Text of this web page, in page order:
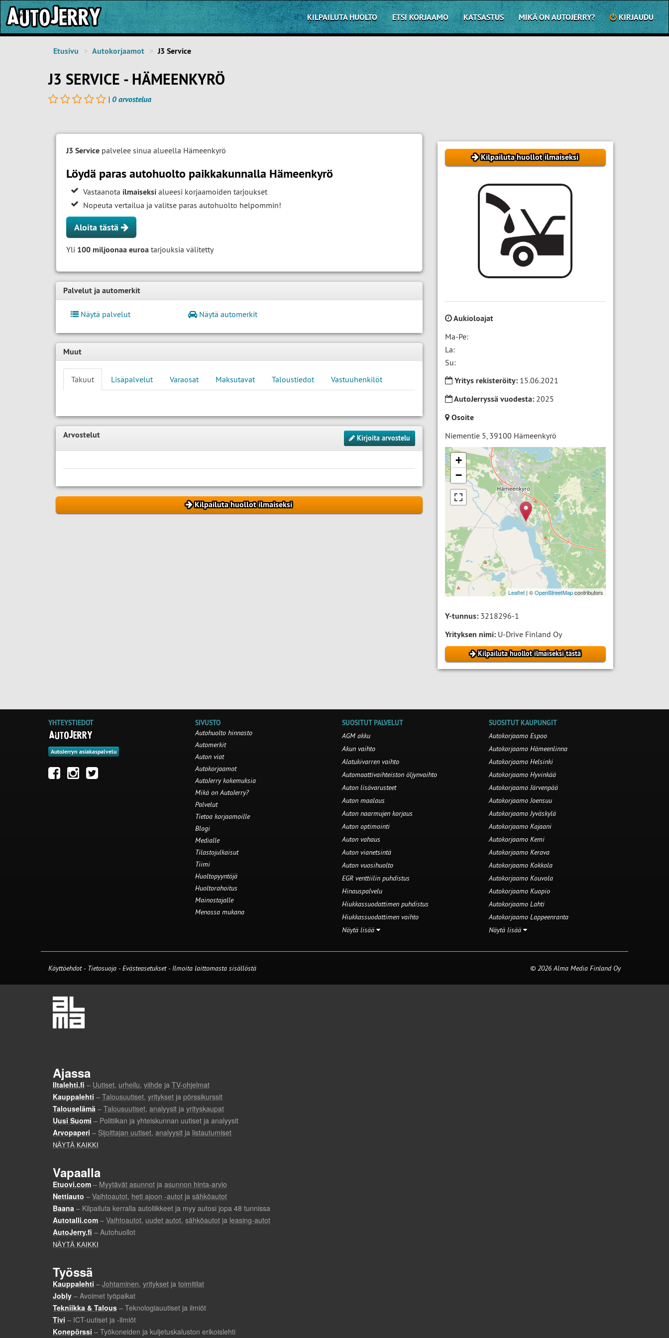
KILPAILUTA HUOLTO ETSI KORJAAMO KATSASTUS MIKÄ ON AUTOJERRY? KIRJAUDU
Etusivu Autokorjaamot J3 Service
J3 SERVICE - HÄMEENKYRÖ
| 0 arvostelua
Kilpailuta huollot ilmaiseksi
Aukioloajat
Ma-Pe:
La:
Su:
Yritys rekisteröity:15.06.2021
AutoJerryssä vuodesta:2025
Osoite
Niementie 5, 39100 Hämeenkyrö
+
−
Leaflet | ©OpenStreetMapcontributors
Y-tunnus:3218296-1
Yrityksen nimi:U-Drive Finland Oy
Kilpailuta huollot ilmaiseksi tästä
J3 Service palvelee sinua alueella Hämeenkyrö
Löydä paras autohuolto paikkakunnalla Hämeenkyrö
Vastaanota ilmaiseksi alueesi korjaamoiden tarjoukset
Nopeuta vertailua ja valitse paras autohuolto helpommin!
Aloita tästä
Yli 100 miljoonaa euroa tarjouksia välitetty
Palvelut ja automerkit
Näytä palvelut Näytä automerkit
Muut
Takuut Lisäpalvelut Varaosat Maksutavat Taloustiedot Vastuuhenkilöt
Arvostelut Kirjoita arvostelu
Kilpailuta huollot ilmaiseksi
YHTEYSTIEDOT
AutoJerryn asiakaspalvelu
SIVUSTO
Autohuolto hinnasto
Automerkit
Auton viat
Autokorjaamot
AutoJerry kokemuksia
Mikä on AutoJerry?
Palvelut
Tietoa korjaamoille
Blogi
Medialle
Tilastojulkaisut
Tiimi
Huoltopyyntöjä
Huoltorahoitus
Mainostajalle
Menossa mukana
SUOSITUT PALVELUT
AGM akku
Akun vaihto
Alatukivarren vaihto
Automaattivaihteiston öljynvaihto
Auton lisävarusteet
Auton maalaus
Auton naarmujen korjaus
Auton optimointi
Auton vahaus
Auton vianetsintä
Auton vuosihuolto
EGR venttiilin puhdistus
Hinauspalvelu
Hiukkassuodattimen puhdistus
Hiukkassuodattimen vaihto
Näytä lisää
SUOSITUT KAUPUNGIT
Autokorjaamo Espoo
Autokorjaamo Hämeenlinna
Autokorjaamo Helsinki
Autokorjaamo Hyvinkää
Autokorjaamo Järvenpää
Autokorjaamo Joensuu
Autokorjaamo Jyväskylä
Autokorjaamo Kajaani
Autokorjaamo Kemi
Autokorjaamo Kerava
Autokorjaamo Kokkola
Autokorjaamo Kouvola
Autokorjaamo Kuopio
Autokorjaamo Lahti
Autokorjaamo Lappeenranta
Näytä lisää
Käyttöehdot - Tietosuoja -Evästeasetukset- Ilmoita laittomasta sisällöstä © 2026 Alma Media Finland Oy